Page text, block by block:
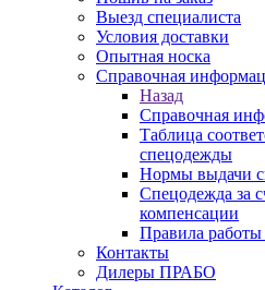
Выезд специалиста
Условия доставки
Опытная носка
Справочная
Назад
Справочная
Таблица
спецодежды
Нормы выдачи
Спецодежда за
компенсации
Правила работы
Контакты
Дилеры ПРАБО